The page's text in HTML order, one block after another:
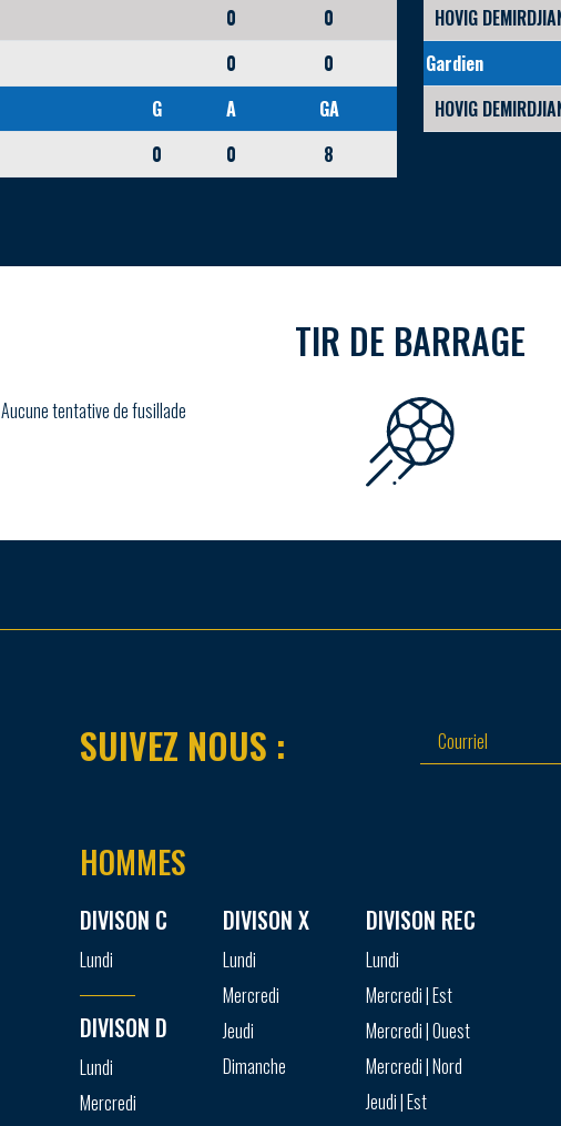
0
0
0
0
G A
GA
0 0 8
HOVIG
Gardien
HOVIG
TIR DE BARRAGE
Aucune tentative de fusillade
SUIVEZ NOUS :
HOMMES
DIVISON C
Lundi
DIVISON D
Lundi
Mercredi
DIVISON X
Lundi
Mercredi
Jeudi
Dimanche
DIVISON REC
Lundi
Mercredi | Est
Mercredi | Ouest
Mercredi | Nord
Jeudi | Est